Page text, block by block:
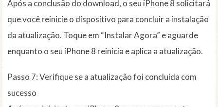
Após a conclusão do download, o seu iPhone 8 solicitará
que você reinicie o dispositivo para concluir a instalação
da atualização. Toque em “Instalar Agora” e aguarde
enquanto o seu iPhone 8 reinicia e aplica a atualização.
Passo 7: Verifique se a atualização foi concluída com
sucesso